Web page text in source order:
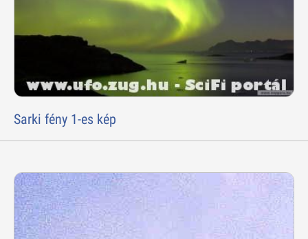
Sarki fény 1-es kép